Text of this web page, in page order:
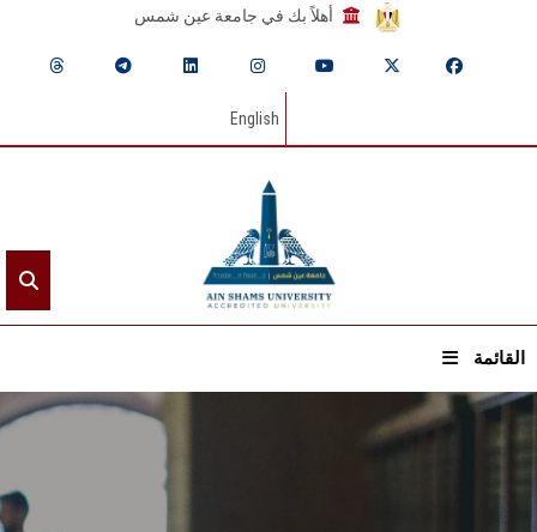
أهلاً بك في جامعة عين شمس
English
القائمة
الرئيسيـة
عن الجامعة